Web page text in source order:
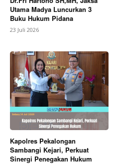
Utama Madya Luncurkan 3
Buku Hukum Pidana
23 Juli 2026
Kapolres Pekalongan
Sambangi Kejari, Perkuat
Sinergi Penegakan Hukum